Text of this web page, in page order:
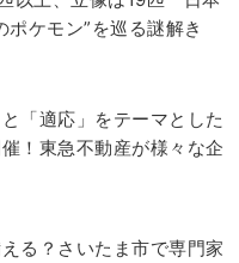
ポケモン”を巡る謎解き
「適応」をテーマとした
！東急不動産が様々な企
る？さいたま市で専門家